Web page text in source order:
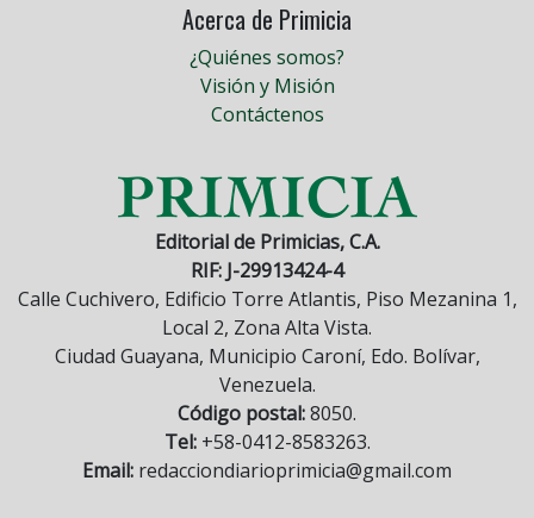
Acerca de Primicia
¿Quiénes somos?
Visión y Misión
Contáctenos
Editorial de Primicias, C.A.
RIF: J-29913424-4
Calle Cuchivero, Edificio Torre Atlantis, Piso Mezanina 1,
Local 2, Zona Alta Vista.
Ciudad Guayana, Municipio Caroní, Edo. Bolívar,
Venezuela.
Código postal:8050.
Tel:+58-0412-8583263.
Email: redacciondiarioprimicia@gmail.com